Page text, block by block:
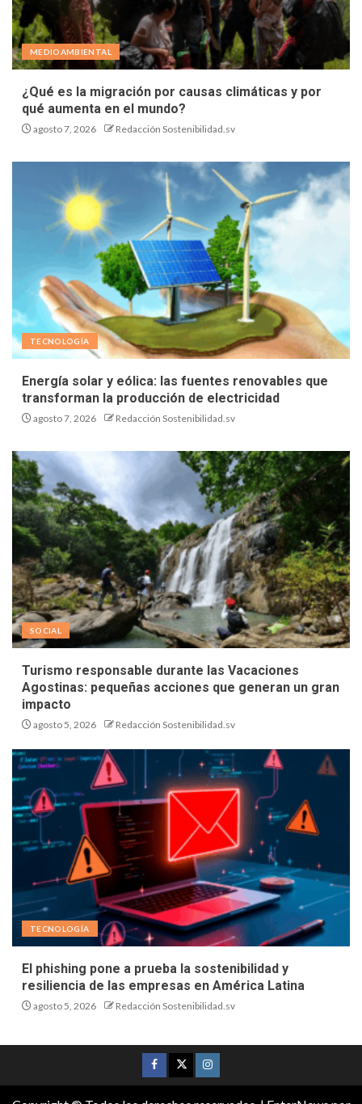
MEDIOAMBIENTAL
¿Qué es la migración por causas climáticas y por
qué aumenta en el mundo?
agosto 7, 2026 Redacción Sostenibilidad.sv
TECNOLOGÍA
Energía solar y eólica: las fuentes renovables que
transforman la producción de electricidad
agosto 7, 2026 Redacción Sostenibilidad.sv
SOCIAL
Turismo responsable durante las Vacaciones
Agostinas: pequeñas acciones que generan un gran
impacto
agosto 5, 2026 Redacción Sostenibilidad.sv
TECNOLOGÍA
El phishing pone a prueba la sostenibilidad y
resiliencia de las empresas en América Latina
agosto 5, 2026 Redacción Sostenibilidad.sv